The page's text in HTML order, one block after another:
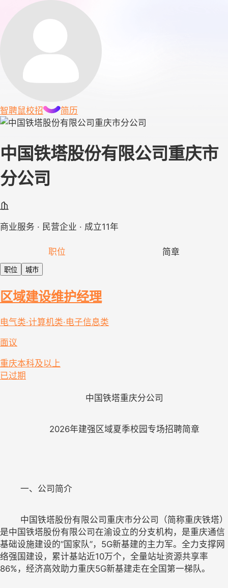
智聘鼠校招 简历
中国铁塔股份有限公司重庆市
分公司
商业服务 · 民营企业 · 成立11年
职位 简章
职位 城市
区域建设维护经理
电气类·计算机类·电子信息类
面议
重庆本科及以上
已过期
是中国铁塔股份有限公司在渝设立的分支机构，是重庆通信
基础设施建设的“国家队”，5G新基建的主力军。全力支撑网
络强国建设， 累计基站近10万个，全量站址资源共享率
8